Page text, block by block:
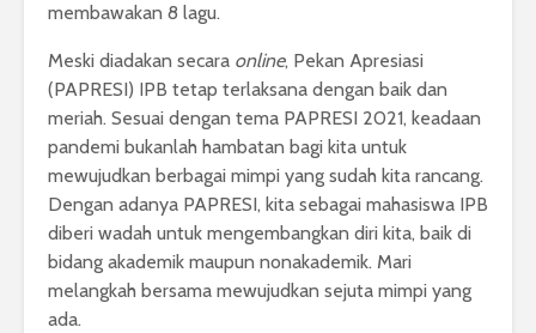
membawakan 8 lagu.
Meski diadakan secara online, Pekan Apresiasi
(PAPRESI) IPB tetap terlaksana dengan baik dan
meriah. Sesuai dengan tema PAPRESI 2021, keadaan
pandemi bukanlah hambatan bagi kita untuk
mewujudkan berbagai mimpi yang sudah kita rancang.
Dengan adanya PAPRESI, kita sebagai mahasiswa IPB
diberi wadah untuk mengembangkan diri kita, baik di
bidang akademik maupun nonakademik. Mari
melangkah bersama mewujudkan sejuta mimpi yang
ada.